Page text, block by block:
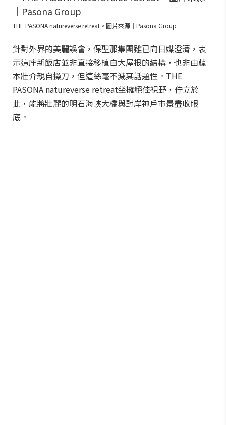
THE PASONA natureverse retreat。圖片來源｜Pasona Group
針對外界的美麗誤會，保聖那集團雖已向日媒澄清，表
示這座新飯店並非直接移植自大屋根的結構，也非由藤
本壯介親自操刀，但這絲毫不減其話題性。THE
PASONA natureverse retreat坐擁絕佳視野，佇立於
此，能將壯麗的明石海峽大橋與對岸神戶市景盡收眼
底。